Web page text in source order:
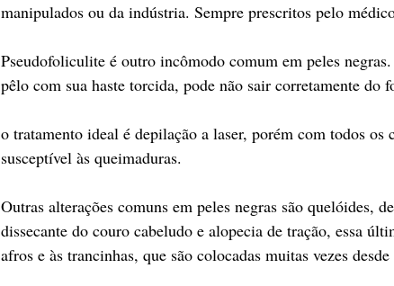
manipulados ou da indústria. Sempre prescritos pelo
Pseudofoliculite é outro incômodo comum em peles
pêlo com sua haste torcida, pode não sair corretamente do
o tratamento ideal é depilação a laser, porém com todos os
susceptível às queimaduras.
Outras alterações comuns em peles negras são quelóides,
dissecante do couro cabeludo e alopecia de tração, essa
afros e às trancinhas, que são colocadas muitas vezes